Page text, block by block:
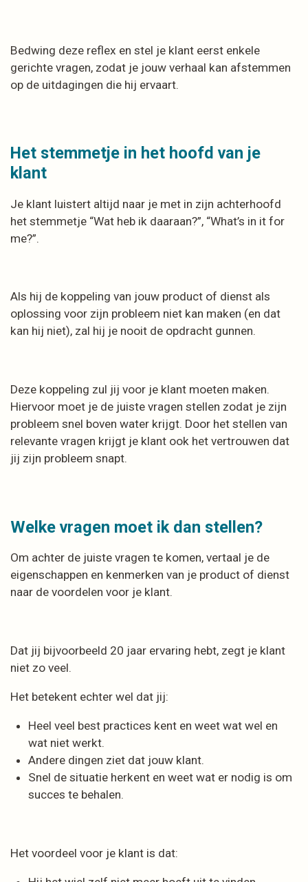
Bedwing deze reflex en stel je klant eerst enkele
gerichte vragen, zodat je jouw verhaal kan afstemmen
op de uitdagingen die hij ervaart.
Het stemmetje in het hoofd van je
klant
Je klant luistert altijd naar je met in zijn achterhoofd
het stemmetje “Wat heb ik daaraan?”, “What’s in it for
me?”.
Als hij de koppeling van jouw product of dienst als
oplossing voor zijn probleem niet kan maken (en dat
kan hij niet), zal hij je nooit de opdracht gunnen.
Deze koppeling zul jij voor je klant moeten maken.
Hiervoor moet je de juiste vragen stellen zodat je zijn
probleem snel boven water krijgt. Door het stellen van
relevante vragen krijgt je klant ook het vertrouwen dat
jij zijn probleem snapt.
Welke vragen moet ik dan stellen?
Om achter de juiste vragen te komen, vertaal je de
eigenschappen en kenmerken van je product of dienst
naar de voordelen voor je klant.
Dat jij bijvoorbeeld 20 jaar ervaring hebt, zegt je klant
niet zo veel.
Het betekent echter wel dat jij:
Heel veel best practices kent en weet wat wel en
wat niet werkt.
Andere dingen ziet dat jouw klant.
Snel de situatie herkent en weet wat er nodig is om
succes te behalen.
Het voordeel voor je klant is dat: